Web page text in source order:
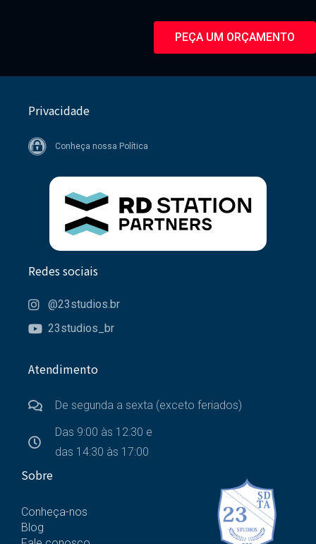
PEÇA UM ORÇAMENTO
Sobre
Conheça-nos
Blog
Atendimento
De segunda a sexta (exceto feriados)
Das 9:00 às 12:30 e
das 14:30 às 17:00
Redes sociais
@23studios.br
23studios_br
Privacidade
Conheça nossa Política